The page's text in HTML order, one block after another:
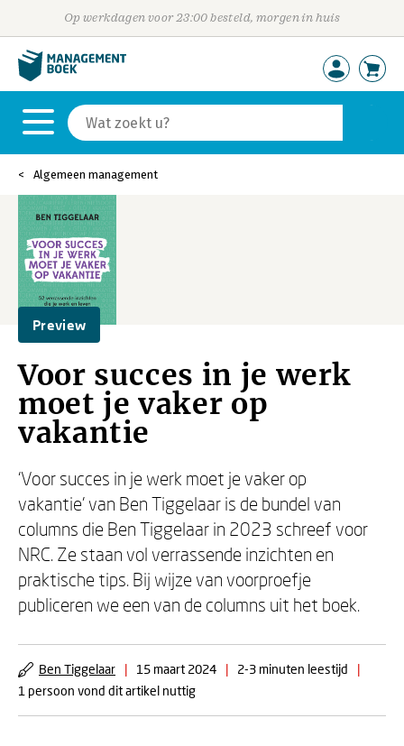
Op werkdagen voor 23:00 besteld, morgen in huis
Algemeen management
Preview
Voor succes in je werk
moet je vaker op
vakantie
‘Voor succes in je werk moet je vaker op
vakantie’ van Ben Tiggelaar is de bundel van
columns die Ben Tiggelaar in 2023 schreef voor
NRC. Ze staan vol verrassende inzichten en
praktische tips. Bij wijze van voorproefje
publiceren we een van de columns uit het boek.
Ben Tiggelaar | 15 maart 2024 | 2-3 minuten leestijd
|
1 persoon vond dit artikel nuttig